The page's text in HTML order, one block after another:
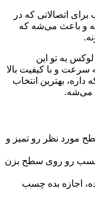
اتصالاتی که در
و باعث می‌شه که
به تو این
سرعت و با کیفیت بالا
بهترین انتخاب
می‌شه.
مورد نظر رو تمیز و
چسب رو روی سطح بزن
اجازه بده چسب